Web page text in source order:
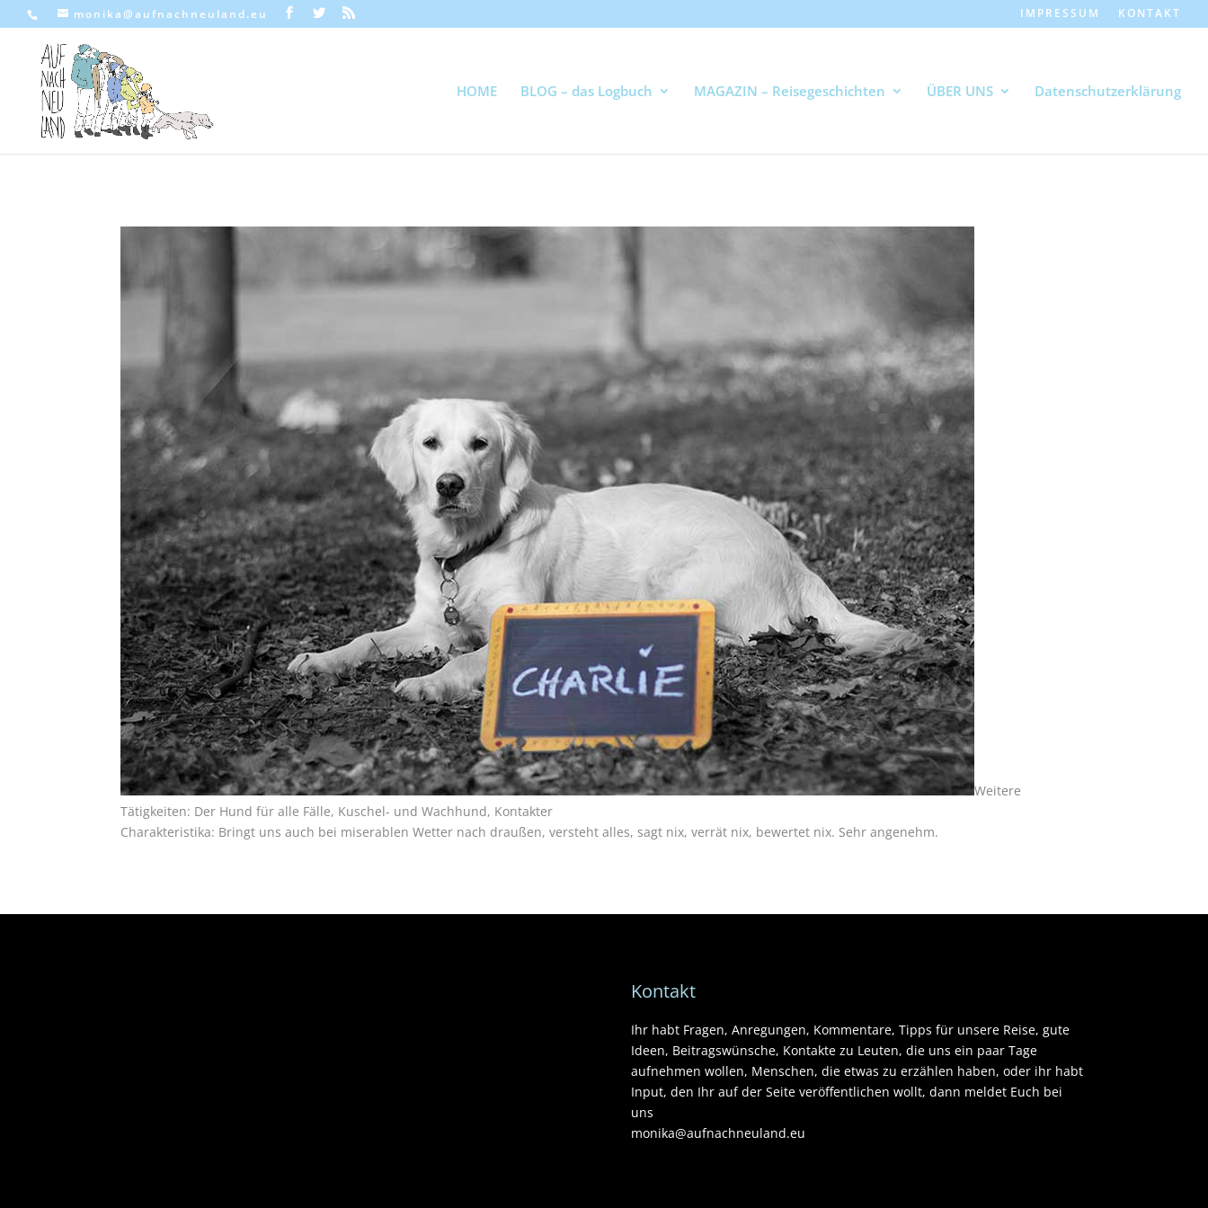
monika@aufnachneuland.eu IMPRESSUM KONTAKT
HOME BLOG – das Logbuch MAGAZIN – Reisegeschichten ÜBER UNS Datenschutzerklärung
Weitere
Tätigkeiten: Der Hund für alle Fälle, Kuschel- und Wachhund, Kontakter
Charakteristika: Bringt uns auch bei miserablen Wetter nach draußen, versteht alles, sagt nix, verrät nix, bewertet nix. Sehr angenehm.
Kontakt
Ihr habt Fragen, Anregungen, Kommentare, Tipps für unsere Reise, gute
Ideen, Beitragswünsche, Kontakte zu Leuten, die uns ein paar Tage
aufnehmen wollen, Menschen, die etwas zu erzählen haben, oder ihr habt
Input, den Ihr auf der Seite veröffentlichen wollt, dann meldet Euch bei
uns
monika@aufnachneuland.eu